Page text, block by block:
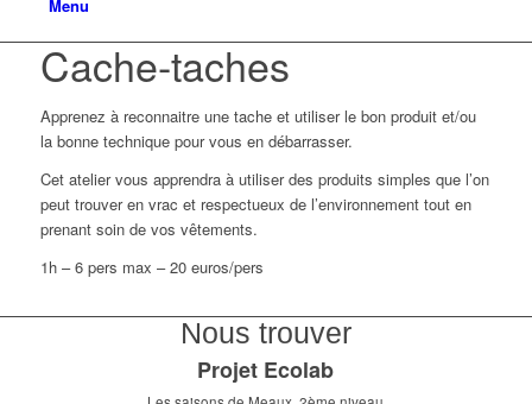
Menu
Cache-taches
Apprenez à reconnaitre une tache et utiliser le bon produit et/ou
la bonne technique pour vous en débarrasser.
Cet atelier vous apprendra à utiliser des produits simples que l’on
peut trouver en vrac et respectueux de l’environnement tout en
prenant soin de vos vêtements.
1h – 6 pers max – 20 euros/pers
Nous trouver
Projet Ecolab